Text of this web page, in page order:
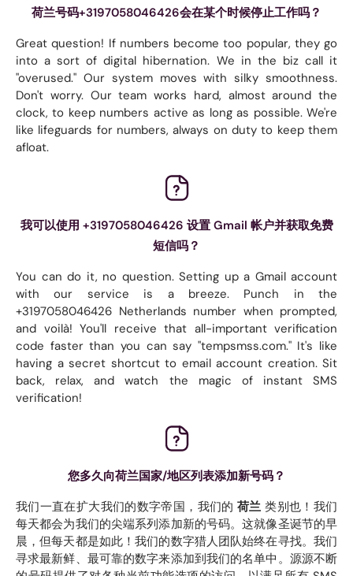
荷兰号码+3197058046426会在某个时候停止工作吗？
Great question! If numbers become too popular, they go
into a sort of digital hibernation. We in the biz call it
"overused." Our system moves with silky smoothness.
Don't worry. Our team works hard, almost around the
clock, to keep numbers active as long as possible. We're
like lifeguards for numbers, always on duty to keep them
afloat.
我可以使用 +3197058046426 设置 Gmail 帐户并获取免费
短信吗？
You can do it, no question. Setting up a Gmail account
with our service is a breeze. Punch in the
+3197058046426 Netherlands number when prompted,
and voilà! You'll receive that all-important verification
code faster than you can say "tempsmss.com." It's like
having a secret shortcut to email account creation. Sit
back, relax, and watch the magic of instant SMS
verification!
您多久向荷兰国家/地区列表添加新号码？
我们一直在扩大我们的数字帝国，我们的荷兰 类别也！我们
每天都会为我们的尖端系列添加新的号码。这就像圣诞节的早
晨，但每天都是如此！我们的数字猎人团队始终在寻找。我们
寻求最新鲜、最可靠的数字来添加到我们的名单中。源源不断